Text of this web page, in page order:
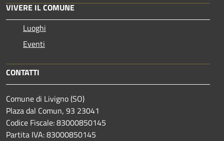
VIVERE IL COMUNE
Luoghi
Eventi
CONTATTI
Comune di Livigno (SO)
Plaza dal Comun, 93 23041
Codice Fiscale: 83000850145
Partita IVA: 83000850145